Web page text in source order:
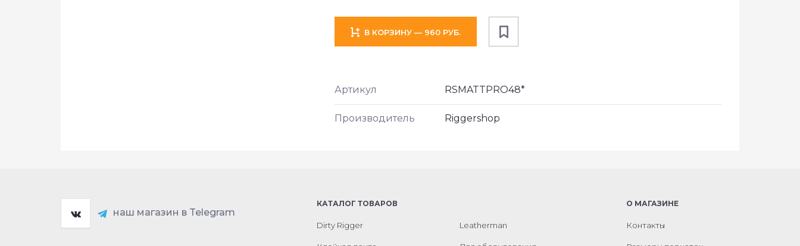
В КОРЗИНУ — 960 РУБ.
Артикул RSMATTPRO48*
Производитель Riggershop
наш магазин в Telegram
КАТАЛОГ ТОВАРОВ
Dirty Rigger Leatherman
О МАГАЗИНЕ
Контакты